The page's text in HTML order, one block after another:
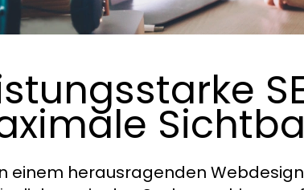
einem herausragenden